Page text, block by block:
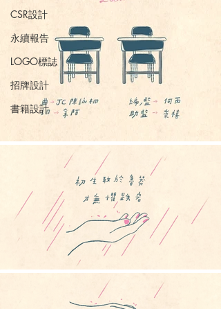
CSR設計
永續報告
LOGO標誌
招牌設計
書籍設計